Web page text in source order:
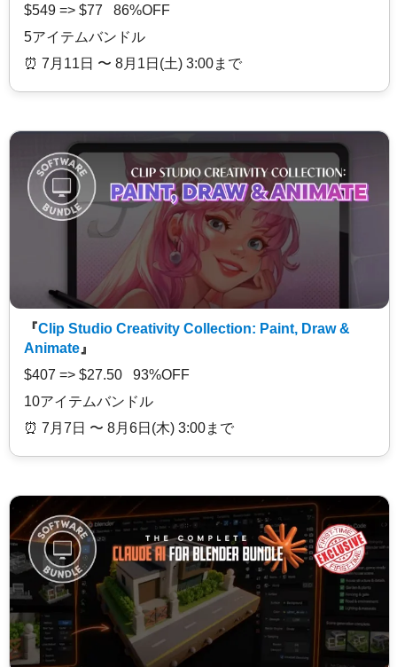
$549 => $77 86%OFF
5アイテムバンドル
⏰️ 7月11日 〜 8月1日(土) 3:00まで
『Clip Studio Creativity Collection: Paint, Draw &
Animate 』
$407 => $27.50 93%OFF
10アイテムバンドル
⏰️ 7月7日 〜 8月6日(木) 3:00まで